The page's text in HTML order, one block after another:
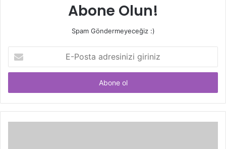
Abone Olun!
Spam Göndermeyeceğiz :)
Posta
adresinizi